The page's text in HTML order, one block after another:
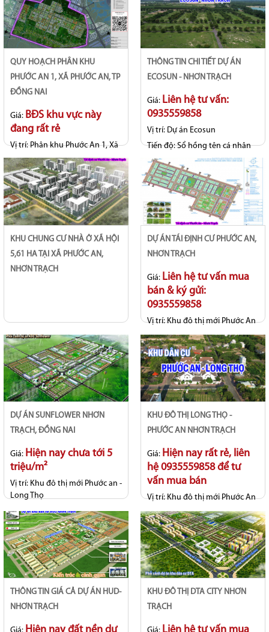
QUY HOẠCH PHÂN KHU
PHƯỚC AN 1, XÃ PHƯỚC AN, TP
ĐỒNG NAI
Giá: BĐS khu vực này
đang rất rẻ
Vị trí:Phân khu Phước An 1, Xã
Phước An, Tp Đồng Nai
THÔNG TIN CHI TIẾT DỰ ÁN
ECOSUN - NHƠN TRẠCH
Giá: Liên hệ tư vấn:
0935559858
Vị trí: Dự án Ecosun
Tiến độ:Sổ hồng tên cá nhân
KHU CHUNG CƯ NHÀ Ở XÃ HỘI
5,61 HA TẠI XÃ PHƯỚC AN,
NHƠN TRẠCH
DỰ ÁN TÁI ĐỊNH CƯ PHƯỚC AN,
NHƠN TRẠCH
Giá: Liên hệ tư vấn mua
bán & ký gửi:
0935559858
Vị trí:Khu đô thị mới Phước An
- Long Thọ
Tiến độ:Hoàn thiện hạ tầng
đồng bộ
DỰ ÁN SUNFLOWER NHƠN
TRẠCH, ĐỒNG NAI
Giá: Hiện nay chưa tới 5
triệu/m²
Vị trí: Khu đô thị mới Phước an -
Long Thọ
Tiến độ:Hợp đồng
KHU ĐÔ THỊ LONG THỌ -
PHƯỚC AN NHƠN TRẠCH
Giá: Hiện nay rất rẻ, liên
hệ 0935559858 để tư
vấn mua bán
Vị trí:Khu đô thị mới Phước An
- Long thọ
Tiến độ:Hạ tầng hoàn thiện cơ
bản
THÔNG TIN GIÁ CẢ DỰ ÁN HUD-
NHƠN TRẠCH
KHU ĐÔ THỊ DTA CITY NHƠN
TRẠCH